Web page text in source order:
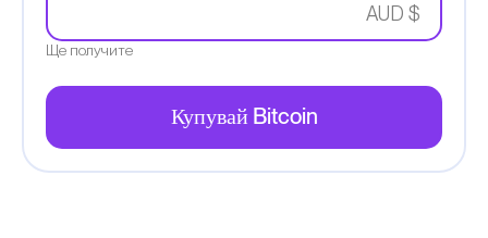
AUD $
Ще получите
Купувай Bitcoin